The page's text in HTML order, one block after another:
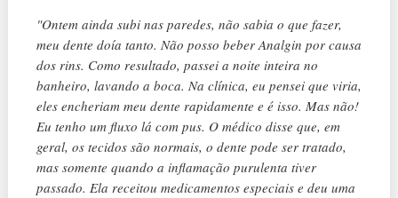
"Ontem ainda subi nas paredes, não sabia o que fazer,
meu dente doía tanto. Não posso beber Analgin por causa
dos rins. Como resultado, passei a noite inteira no
banheiro, lavando a boca. Na clínica, eu pensei que viria,
eles encheriam meu dente rapidamente e é isso. Mas não!
Eu tenho um fluxo lá com pus. O médico disse que, em
geral, os tecidos são normais, o dente pode ser tratado,
mas somente quando a inflamação purulenta tiver
passado. Ela receitou medicamentos especiais e deu uma